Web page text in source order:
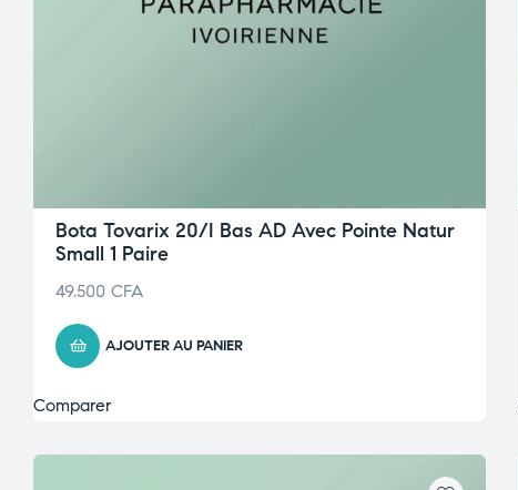
Bota Tovarix 20/I Bas AD Avec Pointe Natur
Small 1 Paire
49.500 CFA
AJOUTER AU PANIER
Comparer